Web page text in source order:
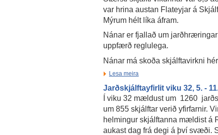
var hrina austan Flateyjar á
Mýrum hélt líka áfram.
Nánar er fjallað um
uppfærð reglulega.
Nánar má skoða skjálftavirkni
Lesa meira
Jarðskjálftayfirlit viku 32, 5. -
Í viku 32 mældust um 1260
um 855 skjálftar verið yfirfarnir.
helmingur skjálftanna mældist á
aukast dag frá degi á því svæði.